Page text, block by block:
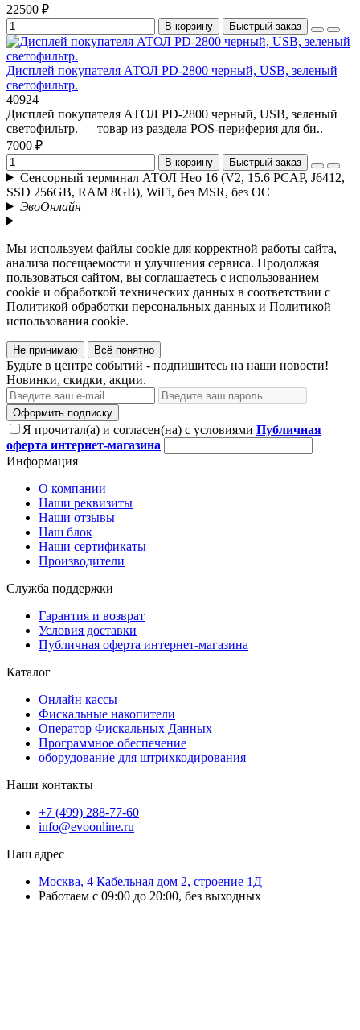
22500 ₽
В корзину Быстрый заказ
Дисплей покупателя АТОЛ PD-2800 черный, USB, зеленый
светофильтр.
40924
Дисплей покупателя АТОЛ PD-2800 черный, USB, зеленый
светофильтр. — товар из раздела POS-периферия для би..
7000 ₽
В корзину Быстрый заказ
Сенсорный терминал АТОЛ Нео 16 (V2, 15.6 PCAP, J6412,
SSD 256GB, RAM 8GB), WiFi, без MSR, без ОС
ЭвоОнлайн
Мы используем файлы cookie для корректной работы сайта,
анализа посещаемости и улучшения сервиса. Продолжая
пользоваться сайтом, вы соглашаетесь с использованием
cookie и обработкой технических данных в соответствии с
Политикой обработки персональных данных и Политикой
использования cookie.
Не принимаю Всё понятно
Будьте в центре событий - подпишитесь на наши новости!
Новинки, скидки, акции.
Оформить подписку
Я прочитал(а) и согласен(на) с условиями Публичная
оферта интернет-магазина
Информация
О компании
Наши реквизиты
Наши отзывы
Наш блок
Наши сертификаты
Производители
Служба поддержки
Гарантия и возврат
Условия доставки
Публичная оферта интернет-магазина
Каталог
Онлайн кассы
Фискальные накопители
Оператор Фискальных Данных
Программное обеспечение
оборудование для штрихкодирования
Наши контакты
+7 (499) 288-77-60
info@evoonline.ru
Наш адрес
Москва, 4 Кабельная дом 2, строение 1Д
Работаем с 09:00 до 20:00, без выходных